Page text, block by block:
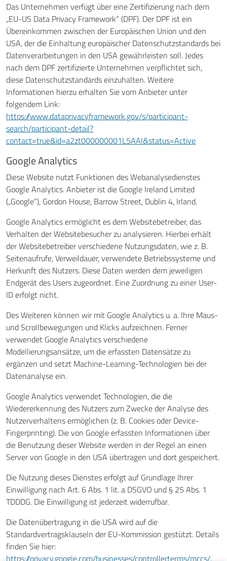
Das Unternehmen verfügt über eine Zertifizierung nach dem
„EU-US Data Privacy Framework“ (DPF). Der DPF ist ein
Übereinkommen zwischen der Europäischen Union und den
USA, der die Einhaltung europäischer Datenschutzstandards bei
Datenverarbeitungen in den USA gewährleisten soll. Jedes
nach dem DPF zertifizierte Unternehmen verpflichtet sich,
diese Datenschutzstandards einzuhalten. Weitere
Informationen hierzu erhalten Sie vom Anbieter unter
folgendem Link:
https://www.dataprivacyframework.gov/s/participant-
search/participant-detail?
contact=true&id=a2zt000000001L5AAI&status=Active
Google Analytics
Diese Website nutzt Funktionen des Webanalysedienstes
Google Analytics. Anbieter ist die Google Ireland Limited
(„Google“), Gordon House, Barrow Street, Dublin 4, Irland.
Google Analytics ermöglicht es dem Websitebetreiber, das
Verhalten der Websitebesucher zu analysieren. Hierbei erhält
der Websitebetreiber verschiedene Nutzungsdaten, wie z. B.
Seitenaufrufe, Verweildauer, verwendete Betriebssysteme und
Herkunft des Nutzers. Diese Daten werden dem jeweiligen
Endgerät des Users zugeordnet. Eine Zuordnung zu einer User-
ID erfolgt nicht.
Des Weiteren können wir mit Google Analytics u. a. Ihre Maus-
und Scrollbewegungen und Klicks aufzeichnen. Ferner
verwendet Google Analytics verschiedene
Modellierungsansätze, um die erfassten Datensätze zu
ergänzen und setzt Machine-Learning-Technologien bei der
Datenanalyse ein.
Google Analytics verwendet Technologien, die die
Wiedererkennung des Nutzers zum Zwecke der Analyse des
Nutzerverhaltens ermöglichen (z. B. Cookies oder Device-
Fingerprinting). Die von Google erfassten Informationen über
die Benutzung dieser Website werden in der Regel an einen
Server von Google in den USA übertragen und dort gespeichert.
Die Nutzung dieses Dienstes erfolgt auf Grundlage Ihrer
Einwilligung nach Art. 6 Abs. 1 lit. a DSGVO und § 25 Abs. 1
TDDDG. Die Einwilligung ist jederzeit widerrufbar.
Die Datenübertragung in die USA wird auf die
Standardvertragsklauseln der EU-Kommission gestützt. Details
finden Sie hier:
https://privacy.google.com/businesses/controllerterms/mccs/.